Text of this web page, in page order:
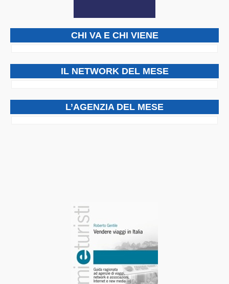
CHI VA E CHI VIENE
IL NETWORK DEL MESE
L’AGENZIA DEL MESE